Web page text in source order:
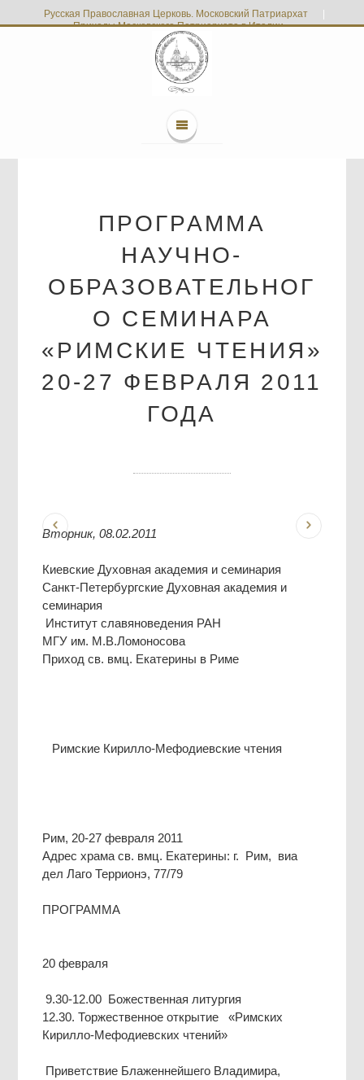
Русская Православная Церковь. Московский Патриархат
Приходы Московского Патриархата в Италии
ПРОГРАММА
НАУЧНО-
ОБРАЗОВАТЕЛЬНОГ
О СЕМИНАРА
«РИМСКИЕ ЧТЕНИЯ»
20-27 ФЕВРАЛЯ 2011
ГОДА
Вторник, 08.02.2011
Киевские Духовная академия и семинария
Санкт-Петербургские Духовная академия и
семинария
Институт славяноведения РАН
МГУ им. М.В.Ломоносова
Приход св. вмц. Екатерины в Риме
Римские Кирилло-Мефодиевские чтения
Рим, 20-27 февраля 2011
Адрес храма св. вмц. Екатерины: г. Рим, виа
дел Лаго Террионэ, 77/79
ПРОГРАММА
20 февраля
9.30-12.00 Божественная литургия
12.30. Торжественное открытие «Римских
Кирилло-Мефодиевских чтений»
Приветствие Блаженнейшего Владимира,